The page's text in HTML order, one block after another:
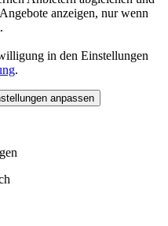
anzeigen, nur wenn
in den Einstellungen
.
anpassen